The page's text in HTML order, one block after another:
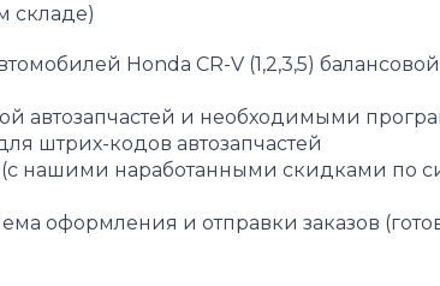
складе)
Honda CR-V (1,2,3,5)
автозапчастей и необходимыми
штрих-кодов автозапчастей
нашими наработанными скидками по
оформления и отправки заказов